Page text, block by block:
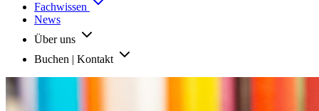
Fachwissen
News
Über uns
Buchen | Kontakt